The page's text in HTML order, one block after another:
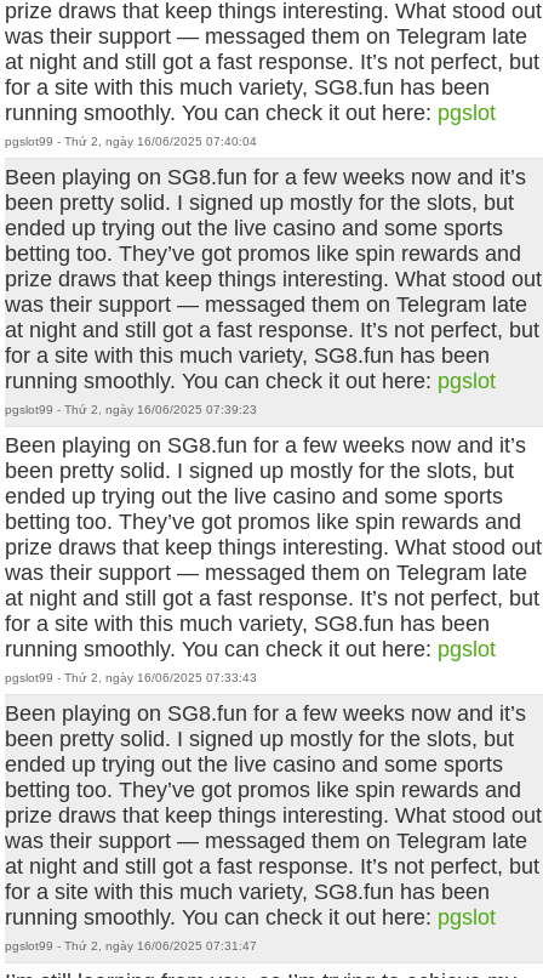
prize draws that keep things interesting. What stood out
was their support — messaged them on Telegram late
at night and still got a fast response. It’s not perfect, but
for a site with this much variety, SG8.fun has been
running smoothly. You can check it out here: pgslot
pgslot99 - Thứ 2, ngày 16/06/2025 07:40:04
Been playing on SG8.fun for a few weeks now and it’s
been pretty solid. I signed up mostly for the slots, but
ended up trying out the live casino and some sports
betting too. They’ve got promos like spin rewards and
prize draws that keep things interesting. What stood out
was their support — messaged them on Telegram late
at night and still got a fast response. It’s not perfect, but
for a site with this much variety, SG8.fun has been
running smoothly. You can check it out here: pgslot
pgslot99 - Thứ 2, ngày 16/06/2025 07:39:23
Been playing on SG8.fun for a few weeks now and it’s
been pretty solid. I signed up mostly for the slots, but
ended up trying out the live casino and some sports
betting too. They’ve got promos like spin rewards and
prize draws that keep things interesting. What stood out
was their support — messaged them on Telegram late
at night and still got a fast response. It’s not perfect, but
for a site with this much variety, SG8.fun has been
running smoothly. You can check it out here: pgslot
pgslot99 - Thứ 2, ngày 16/06/2025 07:33:43
Been playing on SG8.fun for a few weeks now and it’s
been pretty solid. I signed up mostly for the slots, but
ended up trying out the live casino and some sports
betting too. They’ve got promos like spin rewards and
prize draws that keep things interesting. What stood out
was their support — messaged them on Telegram late
at night and still got a fast response. It’s not perfect, but
for a site with this much variety, SG8.fun has been
running smoothly. You can check it out here: pgslot
pgslot99 - Thứ 2, ngày 16/06/2025 07:31:47